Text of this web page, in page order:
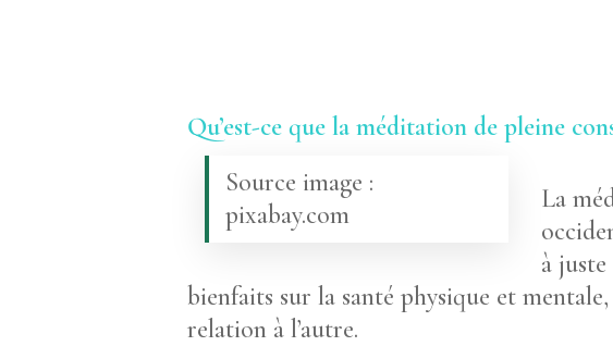
Qu’est-ce que la méditation de pleine
Source image :
pixabay.com
La
à
bienfaits sur la santé physique et
relation à l’autre.